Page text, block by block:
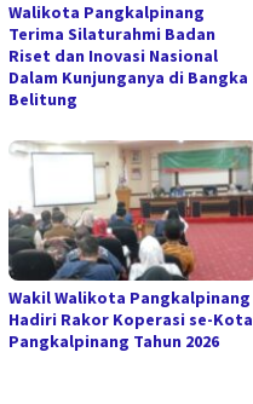
Walikota Pangkalpinang
Terima Silaturahmi Badan
Riset dan Inovasi Nasional
Dalam Kunjunganya di Bangka
Belitung
Wakil Walikota Pangkalpinang
Hadiri Rakor Koperasi se-Kota
Pangkalpinang Tahun 2026